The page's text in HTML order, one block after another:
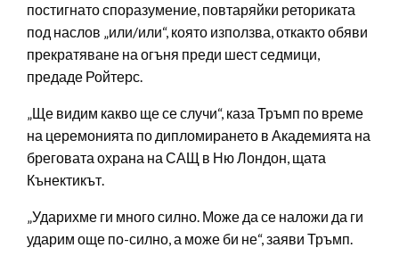
постигнато споразумение, повтаряйки реториката
под наслов „или/или“, която използва, откакто обяви
прекратяване на огъня преди шест седмици,
предаде Ройтерс.
„Ще видим какво ще се случи“, каза Тръмп по време
на церемонията по дипломирането в Академията на
бреговата охрана на САЩ в Ню Лондон, щата
Кънектикът.
„Ударихме ги много силно. Може да се наложи да ги
ударим още по-силно, а може би не“, заяви Тръмп.